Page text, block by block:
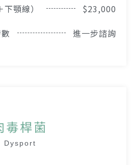
顎線）
$23,000
進一步諮詢
毒桿菌
Dysport